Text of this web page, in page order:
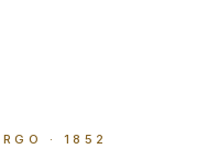
· 1852